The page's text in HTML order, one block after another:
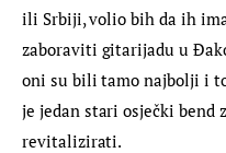
ili Srbiji, volio bih da ih
zaboraviti gitarijadu u
oni su bili tamo najbolji i
je jedan stari osječki bend
revitalizirati.